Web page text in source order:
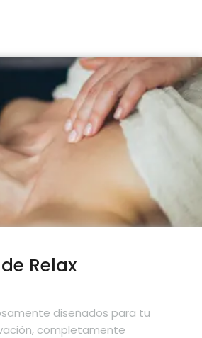
Relax
diseñados para tu
completamente